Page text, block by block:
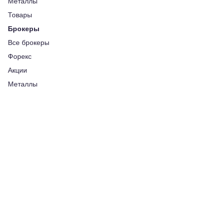
Товары
Брокеры
Все брокеры
Форекс
Акции
Металлы